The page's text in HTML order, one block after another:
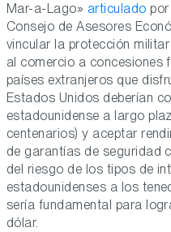
Mar-a-Lago» articulado por
Consejo de Asesores
vincular la protección
al comercio a concesiones
países extranjeros que
Estados Unidos deberían
estadounidense a largo
centenarios) y aceptar
de garantías de seguridad
del riesgo de los tipos de
estadounidenses a los
sería fundamental para
dólar.